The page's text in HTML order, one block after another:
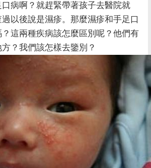
病啊？就趕緊帶著孩子去醫院就
以後說是濕疹。那麼濕疹和手足口
這兩種疾病該怎麼區別呢？他們有
？我們該怎樣去鑒別？